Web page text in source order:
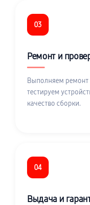
03
Ремонт и
Выполняем ремонт
тестируем
качество сборки.
04
Выдача и